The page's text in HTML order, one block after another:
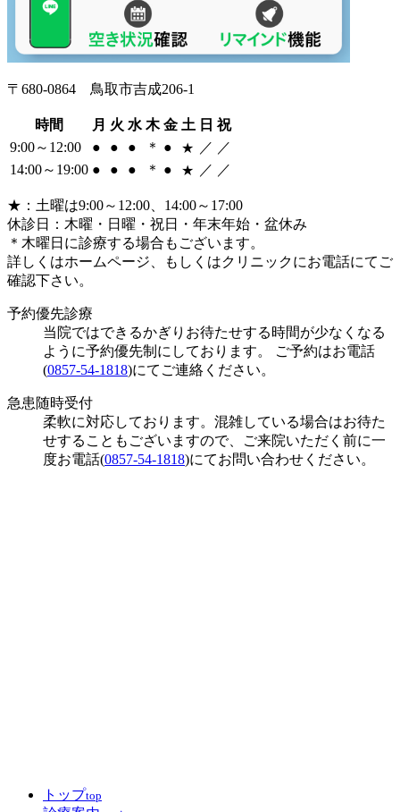
〒680-0864 鳥取市吉成206-1
時間 月 火 水 木 金 土 日 祝
9:00～12:00
● ● ● ＊ ● ★ ／ ／
14:00～19:00 ● ● ● ＊ ● ★ ／ ／
★ ：土曜は9:00～12:00、14:00～17:00
休診日：木曜・日曜・祝日・年末年始・盆休み
＊ 木曜日に診療する場合もございます。
詳しくはホームページ、もしくはクリニックにお電話にてご
確認下さい。
予約優先診療
当院ではできるかぎりお待たせする時間が少なくなる
ように予約優先制にしております。 ご予約はお電話
(0857-54-1818)にてご連絡ください。
急患随時受付
柔軟に対応しております。混雑している場合はお待た
せすることもございますので、ご来院いただく前に一
度お電話(0857-54-1818)にてお問い合わせください。
トップtop